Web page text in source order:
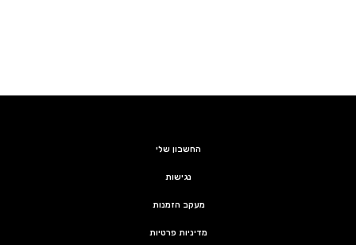
החשבון שלי
נגישות
מעקב הזמנות
מדיניות פרטיות